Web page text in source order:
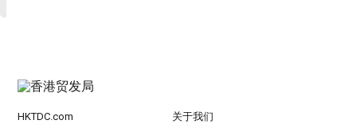
HKTDC.com 关于我们